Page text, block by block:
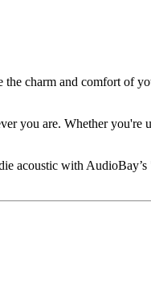
charm and comfort of
you are. Whether you're
acoustic with